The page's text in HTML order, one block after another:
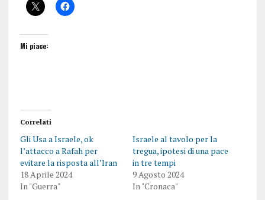
Mi piace:
Correlati
Gli Usa a Israele, ok
l’attacco a Rafah per
evitare la risposta all’Iran
18 Aprile 2024
In "Guerra"
Israele al tavolo per la
tregua, ipotesi di una pace
in tre tempi
9 Agosto 2024
In "Cronaca"